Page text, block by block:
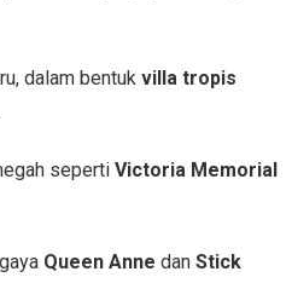
dalam bentuk villa tropis
seperti Victoria Memorial
Queen Anne dan Stick